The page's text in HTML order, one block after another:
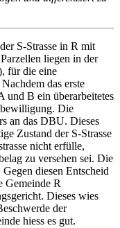
S-Strasse in R mit
liegen in der
für die eine
das erste
und B ein überarbeitetes
Die
an das DBU. Dieses
Zustand der S-Strasse
nicht erfülle,
zu versehen sei. Die
diesen Entscheid
Gemeinde R
Dieses wies
der
hiess es gut.